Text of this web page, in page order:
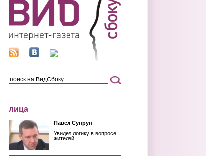
лица
Павел Супрун
Увидел логику в вопросе
жителей